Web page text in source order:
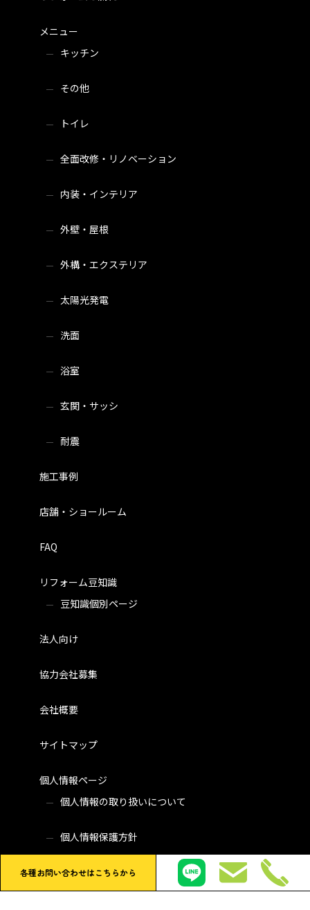
各種お問い合わせはこちらから
メニュー
キッチン
その他
トイレ
全面改修・リノベーション
内装・インテリア
外壁・屋根
外構・エクステリア
太陽光発電
洗面
浴室
玄関・サッシ
耐震
施工事例
店舗・ショールーム
FAQ
リフォーム豆知識
豆知識個別ページ
法人向け
協力会社募集
会社概要
サイトマップ
個人情報ページ
個人情報の取り扱いについて
個人情報保護方針